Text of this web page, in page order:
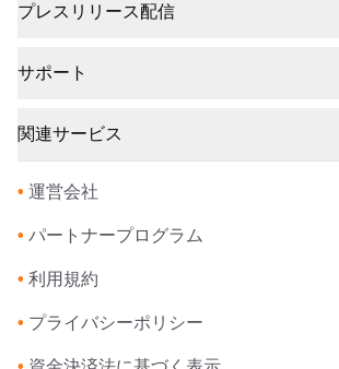
プレスリリース配信
サポート
関連サービス
• 運営会社
• パートナープログラム
• 利用規約
• プライバシーポリシー